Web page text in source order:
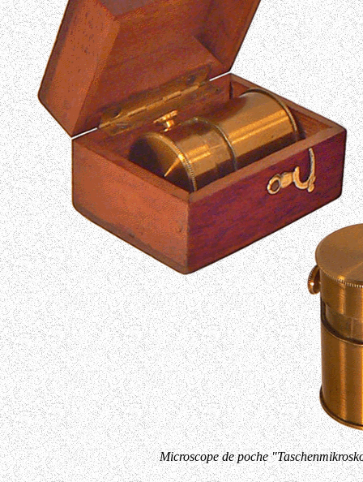
Microscope de poche